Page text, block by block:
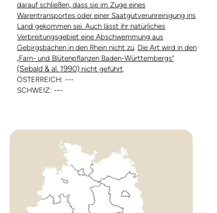
darauf schließen, dass sie im Zuge eines
Warentransportes oder einer Saatgutverunreinigung ins
Land gekommen sei. Auch lässt ihr natürliches
Verbreitungsgebiet eine Abschwemmung aus
Gebirgsbächen in den Rhein nicht zu. Die Art wird in den
„Farn- und Blütenpflanzen Baden-Württembergs“
(Sebald & al. 1990) nicht geführt.
ÖSTERREICH: ---
SCHWEIZ: ---